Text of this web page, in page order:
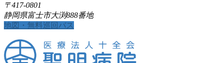
〒417-0801
静岡県富士市大渕888番地
地図・無料巡回バス